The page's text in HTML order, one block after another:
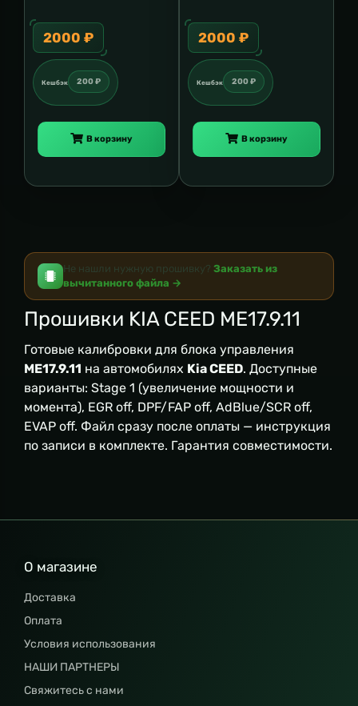
2000 ₽
Кешбэк 200 ₽
В корзину
2000 ₽
Кешбэк 200 ₽
В корзину
Не нашли нужную прошивку? Заказать из
вычитанного файла →
Прошивки KIA CEED ME17.9.11
Готовые калибровки для блока управления
ME17.9.11 на автомобилях Kia CEED. Доступные
варианты: Stage 1 (увеличение мощности и
момента), EGR off, DPF/FAP off, AdBlue/SCR off,
EVAP off. Файл сразу после оплаты — инструкция
по записи в комплекте. Гарантия совместимости.
О магазине
Доставка
Оплата
Условия использования
НАШИ ПАРТНЕРЫ
Свяжитесь с нами